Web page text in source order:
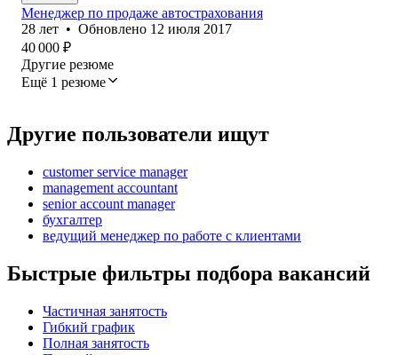
Менеджер по продаже автострахования
28 лет • Обновлено 12 июля 2017
40 000 ₽
Другие резюме
Ещё 1 резюме
Другие пользователи ищут
customer service manager
management accountant
senior account manager
бухгалтер
ведущий менеджер по работе с клиентами
Быстрые фильтры подбора вакансий
Частичная занятость
Гибкий график
Полная занятость